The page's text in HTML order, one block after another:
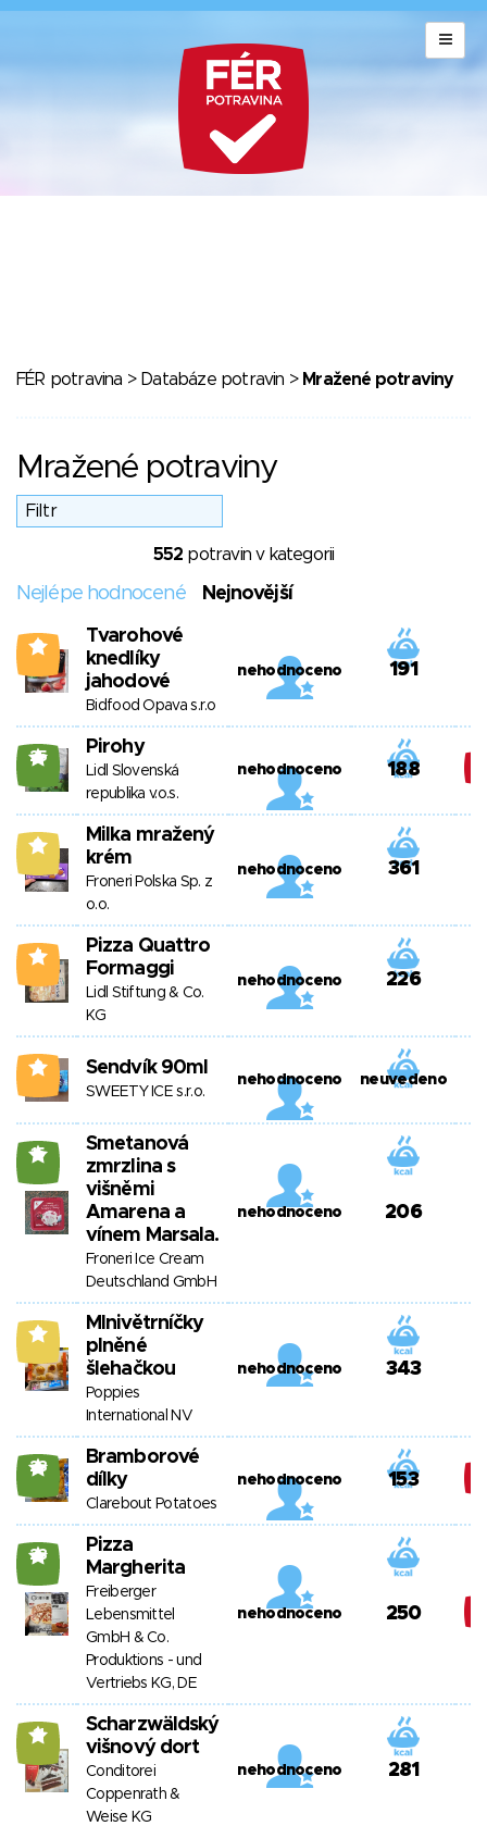
FÉR potravina > Databáze potravin > Mražené potraviny
Mražené potraviny
552 potravin v kategorii
Nejlépe hodnocené Nejnovější
0
Tvarohové
knedlíky
jahodové
Bidfood Opava s.r.o
nehodnoceno 191
25 Pirohy
Lidl Slovenská
republika v.o.s.
nehodnoceno 188
9
Milka mražený
krém
Froneri Polska Sp. z
o.o.
nehodnoceno 361
4
Pizza Quattro
Formaggi
Lidl Stiftung & Co.
KG
nehodnoceno 226
3 Sendvík 90ml
SWEETY ICE s.r.o.
nehodnoceno neuvedeno
15
Smetanová
zmrzlina s
višněmi
Amarena a
vínem Marsala.
Froneri Ice Cream
Deutschland GmbH
nehodnoceno 206
8
MInivětrníčky
plněné
šlehačkou
Poppies
International NV
nehodnoceno 343
23
Bramborové
dílky
Clarebout Potatoes
nehodnoceno 153
23
Pizza
Margherita
Freiberger
Lebensmittel
GmbH & Co.
Produktions - und
Vertriebs KG, DE
nehodnoceno 250
11
Scharzwäldský
višnový dort
Conditorei
Coppenrath &
Weise KG
nehodnoceno 281